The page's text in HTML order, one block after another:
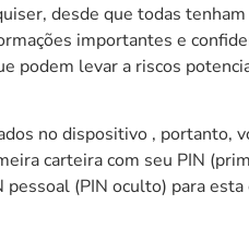
desde que todas
importantes e
podem levar a riscos
no dispositivo , portanto,
carteira com seu PIN
(PIN oculto) para